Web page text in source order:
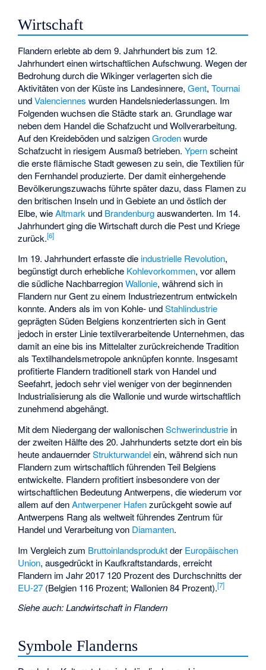
Wirtschaft
Flandern erlebte ab dem 9. Jahrhundert bis zum 12.
Jahrhundert einen wirtschaftlichen Aufschwung. Wegen der
Bedrohung durch die Wikinger verlagerten sich die
Aktivitäten von der Küste ins Landesinnere,Gent,Tournai
undValenciennes wurden Handelsniederlassungen. Im
Folgenden wuchsen die Städte stark an. Grundlage war
neben dem Handel die Schafzucht und Wollverarbeitung.
Auf den Kreideböden und salzigenGrodenwurde
Schafzucht in riesigem Ausmaß betrieben.Ypernscheint
die erste flämische Stadt gewesen zu sein, die Textilien für
den Fernhandel produzierte. Der damit einhergehende
Bevölkerungszuwachs führte später dazu, dass Flamen zu
den britischen Inseln und in Gebiete an und östlich der
Elbe, wieAltmark und Brandenburgauswanderten. Im 14.
Jahrhundert ging die Wirtschaft durch die Pest und Kriege
zurück.[6]
Im 19. Jahrhundert erfasste die industrielle Revolution,
begünstigt durch erhebliche Kohlevorkommen, vor allem
die südliche NachbarregionWallonie, während sich in
Flandern nur Gent zu einem Industriezentrum entwickeln
konnte. Anders als im von Kohle- undStahlindustrie
geprägten Süden Belgiens konzentrierten sich in Gent
jedoch in erster Linie textilverarbeitende Unternehmen, das
damit an eine bis ins Mittelalter zurückreichende Tradition
als Textilhandelsmetropole anknüpfen konnte. Insgesamt
profitierte Flandern traditionell stark von Handel und
Seefahrt, jedoch sehr viel weniger von der beginnenden
Industrialisierung als die Wallonie und wurde wirtschaftlich
zunehmend abgehängt.
Mit dem Niedergang der wallonischenSchwerindustrie in
der zweiten Hälfte des 20. Jahrhunderts setzte dort ein bis
heute andauernderStrukturwandelein, während sich nun
Flandern zum wirtschaftlich führenden Teil Belgiens
entwickelte. Flandern profitiert insbesondere von der
wirtschaftlichen Bedeutung Antwerpens, die wiederum vor
allem auf denAntwerpener Hafenzurückgeht sowie auf
Antwerpens Rang als weltweit führendes Zentrum für
Handel und Verarbeitung von Diamanten.
Im Vergleich zum Bruttoinlandsproduktder Europäischen
Union, ausgedrückt in Kaufkraftstandards, erreicht
Flandern im Jahr 2017 120 Prozent des Durchschnitts der
EU-27 (Belgien 116 Prozent; Wallonien 84 Prozent).[7]
Siehe auch:Landwirtschaft in Flandern
Symbole Flanderns